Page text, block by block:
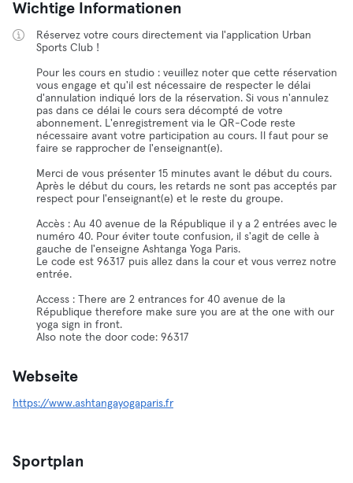
Wichtige Informationen
Réservez votre cours directement via l'application Urban
Sports Club !
Pour les cours en studio : veuillez noter que cette réservation
vous engage et qu'il est nécessaire de respecter le délai
d'annulation indiqué lors de la réservation. Si vous n'annulez
pas dans ce délai le cours sera décompté de votre
abonnement. L'enregistrement via le QR-Code reste
nécessaire avant votre participation au cours. Il faut pour se
faire se rapprocher de l'enseignant(e).
Merci de vous présenter 15 minutes avant le début du cours.
Après le début du cours, les retards ne sont pas acceptés par
respect pour l'enseignant(e) et le reste du groupe.
Accès : Au 40 avenue de la République il y a 2 entrées avec le
numéro 40. Pour éviter toute confusion, il s'agit de celle à
gauche de l'enseigne Ashtanga Yoga Paris.
Le code est 96317 puis allez dans la cour et vous verrez notre
entrée.
Access : There are 2 entrances for 40 avenue de la
République therefore make sure you are at the one with our
yoga sign in front.
Also note the door code: 96317
Webseite
https://www.ashtangayogaparis.fr
Sportplan